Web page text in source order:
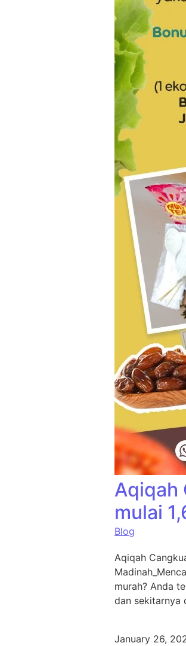
Aqiqah
mulai
Blog
Aqiqah
murah? Anda
dan sekitarnya
January 26,